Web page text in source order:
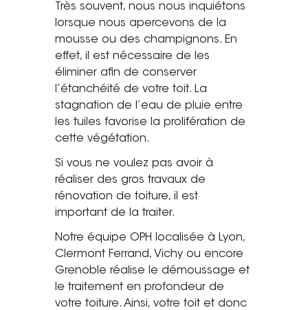
Avis clients
Recrutement
Actualités
Très souvent, nous nous inquiétons
lorsque nous apercevons de la
mousse ou des champignons. En
effet, il est nécessaire de les
éliminer afin de conserver
l’étanchéité de votre toit. La
stagnation de l’eau de pluie entre
les tuiles favorise la prolifération de
cette végétation.
Si vous ne voulez pas avoir à
réaliser des gros travaux de
rénovation de toiture, il est
important de la traiter.
Notre équipe OPH localisée à Lyon,
Clermont Ferrand, Vichy ou encore
Grenoble réalise le démoussage et
le traitement en profondeur de
votre toiture. Ainsi, votre toit et donc